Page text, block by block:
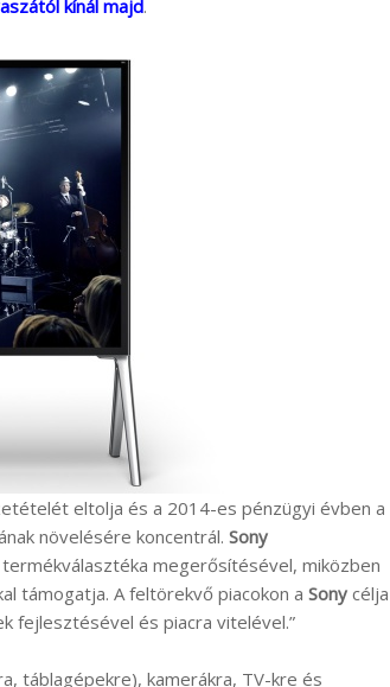
kínál majd.
eltolja és a 2014-es pénzügyi évben a
növelésére koncentrál. Sony
megerősítésével, miközben
támogatja. A feltörekvő piacokon a Sony célja
fejlesztésével és piacra vitelével.”
táblagépekre), kamerákra, TV-kre és